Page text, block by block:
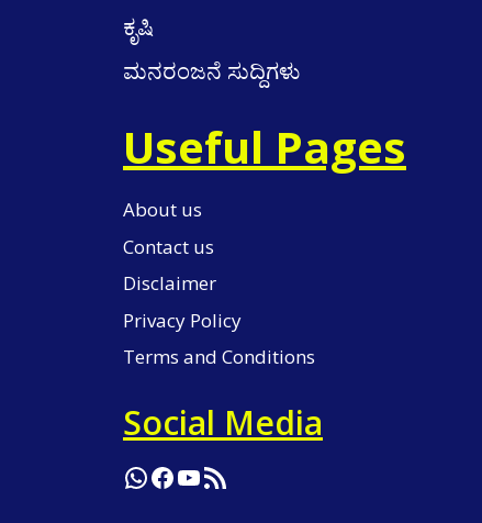
ಕೃಷಿ
ಮನರಂಜನೆ ಸುದ್ದಿಗಳು
Useful Pages
About us
Contact us
Disclaimer
Privacy Policy
Terms and Conditions
Social Media
WhatsApp
Facebook
YouTube
RSS Feed